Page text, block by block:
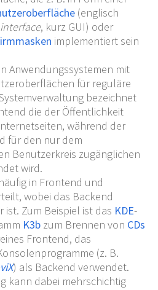
(englisch
, kurz GUI) oder
implementiert sein
Anwendungssystemen mit
für reguläre
bezeichnet
die der Öffentlichkeit
während der
für den nur dem
Benutzerkreis zugänglichen
wird.
in Frontend und
wobei das Backend
ist. Zum Beispiel ist das KDE-
K3bzum Brennen von CDs
Frontend, das
(z. B.
) als Backend verwendet.
kann dabei mehrschichtig